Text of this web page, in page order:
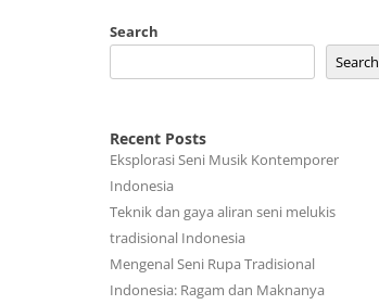
Search
Search
Recent Posts
Eksplorasi Seni Musik Kontemporer
Indonesia
Teknik dan gaya aliran seni melukis
tradisional Indonesia
Mengenal Seni Rupa Tradisional
Indonesia: Ragam dan Maknanya